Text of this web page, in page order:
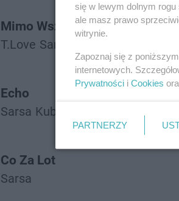
Mimo Wszystko
T.Love Sarsa
Echo
Sarsa Kuba Galiński
Co Za Lot
Sarsa
się w lewym dolnym rogu
ale masz prawo
witrynie.
Zapoznaj się z
internetowych.
Prywatności i Cookies
PARTNERZY